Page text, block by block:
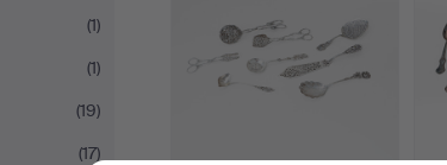
(1)
(1)
(19)
(17)